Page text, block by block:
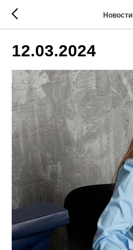
12.03.2024